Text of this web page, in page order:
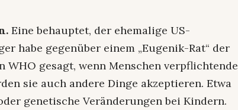
Eine behauptet, der ehemalige US-
habe gegenüber einem „Eugenik-Rat“ der
gesagt, wenn Menschen verpflichtende
sie auch andere Dinge akzeptieren. Etwa
genetische Veränderungen bei Kindern.